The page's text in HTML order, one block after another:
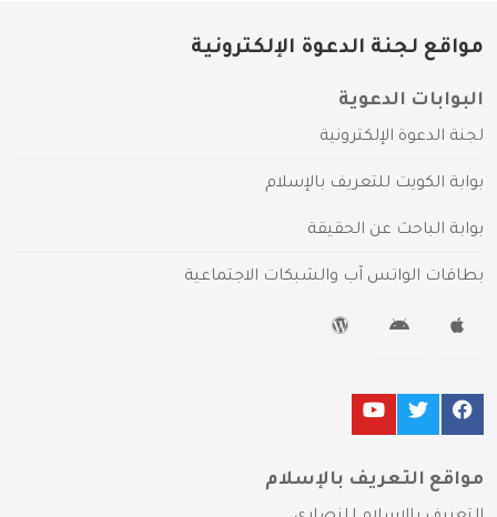
مواقع لجنة الدعوة الإلكترونية
البوابات الدعوية
لجنة الدعوة الإلكترونية
بوابة الكويت للتعريف بالإسلام
بوابة الباحث عن الحقيقة
بطاقات الواتس آب والشبكات الاجتماعية
مواقع التعريف بالإسلام